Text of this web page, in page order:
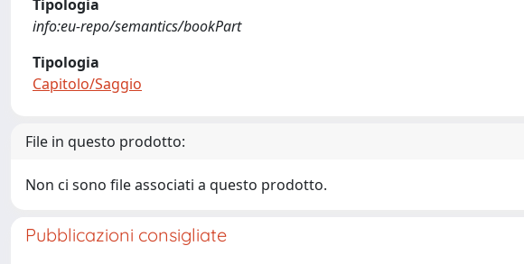
Tipologia
info:eu-repo/semantics/bookPart
Tipologia
Capitolo/Saggio
File in questo prodotto:
Non ci sono file associati a questo prodotto.
Pubblicazioni consigliate